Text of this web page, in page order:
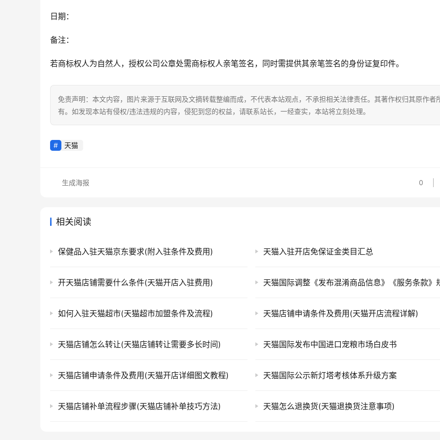
日期：
备注：
若商标权人为自然人，授权公司公章处需商标权人亲笔签名，同时需提供其亲笔签名的身份证复印件。
免责声明：本文内容，图片来源于互联网及文摘转载整编而成，不代表本站观点，不承担相关法律责任。其著作权归其原作者
有。如发现本站有侵权/违法违规的内容，侵犯到您的权益，请联系站长，一经查实，本站将立刻处理。
天猫
0
生成海报
相关阅读
保健品入驻天猫京东要求(附入驻条件及费用) 天猫入驻开店免保证金类目汇总
开天猫店铺需要什么条件(天猫开店入驻费用) 天猫国际调整《发布混淆商品信息》《服务条款》
如何入驻天猫超市(天猫超市加盟条件及流程) 天猫店铺申请条件及费用(天猫开店流程详解)
天猫店铺怎么转让(天猫店铺转让需要多长时间) 天猫国际发布中国进口宠粮市场白皮书
天猫店铺申请条件及费用(天猫开店详细图文教程) 天猫国际公示新灯塔考核体系升级方案
天猫店铺补单流程步骤(天猫店铺补单技巧方法) 天猫怎么退换货(天猫退换货注意事项)